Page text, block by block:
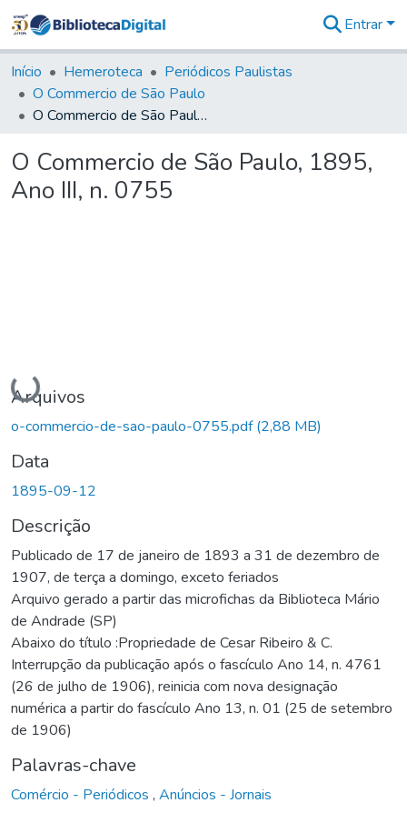
&
Coleções
Tudo na
Biblioteca
Estatísticas
Entrar
Início Hemeroteca
Periódicos Paulistas
O Commercio de São Paulo
O Commercio de São Paulo, 1895, Ano III, n. 0755
O Commercio de São Paulo, 1895,
Ano III, n. 0755
Carregando...
Arquivos
o-commercio-de-sao-paulo-0755.pdf(2,88 MB)
Data
1895-09-12
Descrição
Publicado de 17 de janeiro de 1893 a 31 de dezembro de
1907, de terça a domingo, exceto feriados
Arquivo gerado a partir das microfichas da Biblioteca Mário
de Andrade (SP)
Abaixo do título :Propriedade de Cesar Ribeiro & C.
Interrupção da publicação após o fascículo Ano 14, n. 4761
(26 de julho de 1906), reinicia com nova designação
numérica a partir do fascículo Ano 13, n. 01 (25 de setembro
de 1906)
Palavras-chave
Comércio - Periódicos , Anúncios - Jornais